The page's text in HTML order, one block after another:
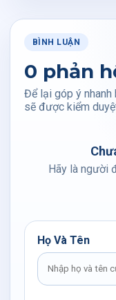
BÌNH LUẬN
0 phản
Để lại góp ý nhanh
sẽ được kiểm
Hãy là người
Họ Và Tên